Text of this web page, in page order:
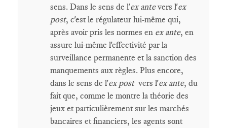
sens. Dans le sens de l'ex antevers l'ex
post, c'est le régulateur lui-même qui,
après avoir pris les normes en ex ante, en
assure lui-même l'effectivité par la
surveillance permanente et la sanction des
manquements aux règles. Plus encore,
dans le sens de l'ex post vers l'ex ante, du
fait que, comme le montre la théorie des
jeux et particulièrement sur les marchés
bancaires et financiers, les agents sont